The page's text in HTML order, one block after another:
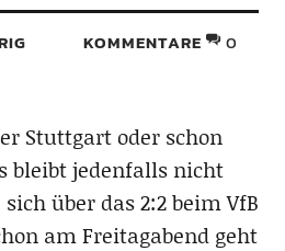
KOMMENTARE 0
Stuttgart oder schon
bleibt jedenfalls nicht
über das 2:2 beim VfB
am Freitagabend geht